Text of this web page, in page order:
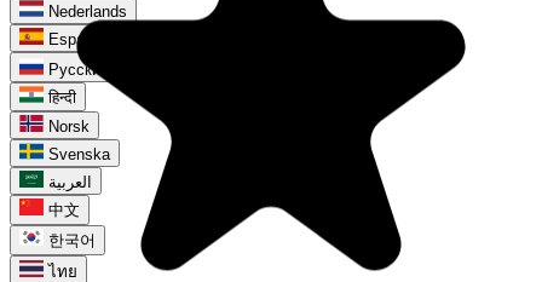
Nederlands
Español
Русский
हिन्दी
Norsk
Svenska
العربية
中文
한국어
ไทย